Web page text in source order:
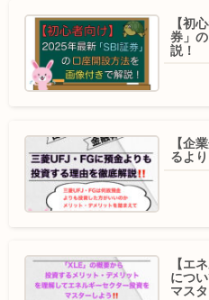
【初
券」
説！
【企
るよ
【エ
につ
マス